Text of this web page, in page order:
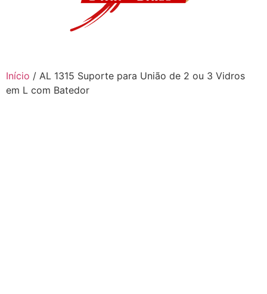
Início / AL 1315 Suporte para União de 2 ou 3 Vidros
em L com Batedor